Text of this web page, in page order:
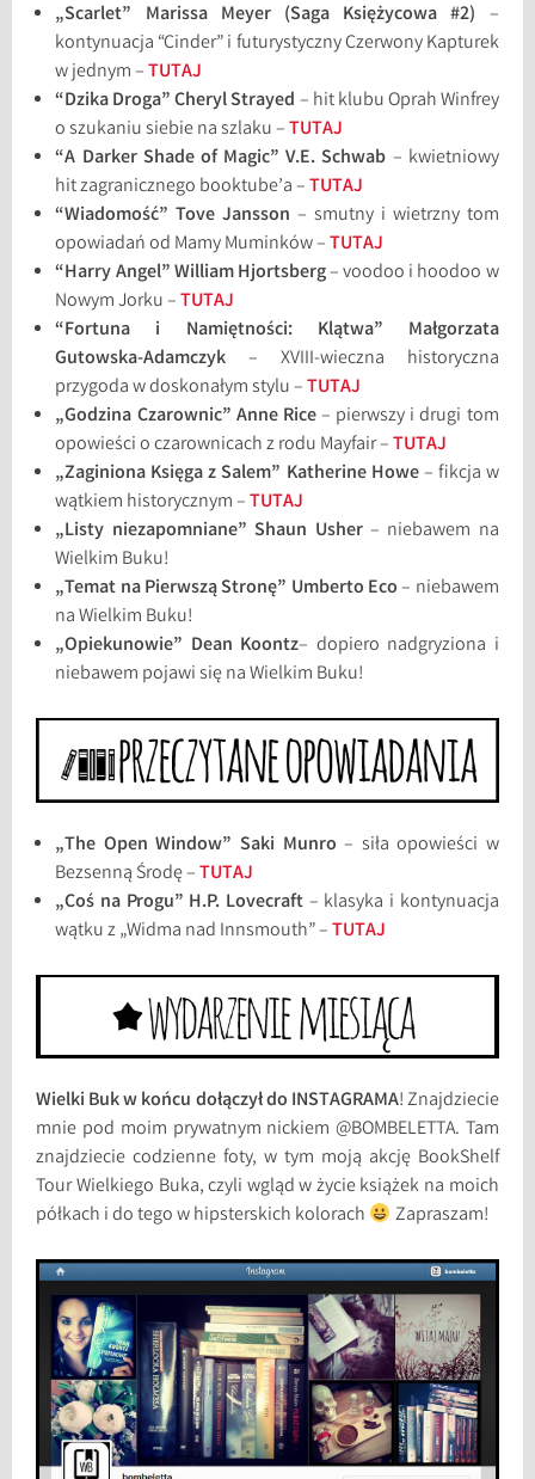
„Scarlet” Marissa Meyer (Saga Księżycowa #2) –
kontynuacja “Cinder” i futurystyczny Czerwony Kapturek
w jednym –TUTAJ
“Dzika Droga” Cheryl Strayed – hit klubu Oprah Winfrey
o szukaniu siebie na szlaku –TUTAJ
“A Darker Shade of Magic” V.E. Schwab – kwietniowy
hit zagranicznego booktube’a –TUTAJ
“Wiadomość” Tove Jansson– smutny i wietrzny tom
opowiadań od Mamy Muminków –TUTAJ
“Harry Angel” William Hjortsberg– voodoo i hoodoo w
Nowym Jorku –TUTAJ
“Fortuna i Namiętności: Klątwa” Małgorzata
Gutowska-Adamczyk– XVIII-wieczna historyczna
przygoda w doskonałym stylu –TUTAJ
„Godzina Czarownic” Anne Rice– pierwszy i drugi tom
opowieści o czarownicach z rodu Mayfair –TUTAJ
„Zaginiona Księga z Salem” Katherine Howe– fikcja w
wątkiem historycznym –TUTAJ
„Listy niezapomniane” Shaun Usher – niebawem na
Wielkim Buku!
„Temat na Pierwszą Stronę” Umberto Eco– niebawem
na Wielkim Buku!
„Opiekunowie” Dean Koontz– dopiero nadgryziona i
niebawem pojawi się na Wielkim Buku!
„The Open Window” Saki Munro – siła opowieści w
Bezsenną Środę –TUTAJ
„Coś na Progu” H.P. Lovecraft – klasyka i kontynuacja
wątku z „Widma nad Innsmouth” –TUTAJ
Wielki Buk w końcu dołączył do INSTAGRAMA! Znajdziecie
mnie pod moim prywatnym nickiem @BOMBELETTA. Tam
znajdziecie codzienne foty, w tym moją akcję BookShelf
Tour Wielkiego Buka, czyli wgląd w życie książek na moich
półkach i do tego w hipsterskich kolorach
Zapraszam!